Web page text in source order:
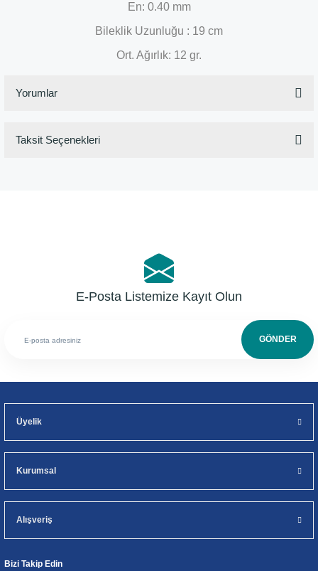
En: 0.40 mm
Bileklik Uzunluğu : 19 cm
Ort. Ağırlık: 12 gr.
Yorumlar
Taksit Seçenekleri
E-Posta Listemize Kayıt Olun
GÖNDER
Üyelik
Kurumsal
Alışveriş
Bizi Takip Edin